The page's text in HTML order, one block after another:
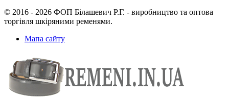
© 2016 - 2026 ФОП Білашевич Р.Г. - виробництво та оптова
торгівля шкіряними ременями.
Мапа сайту